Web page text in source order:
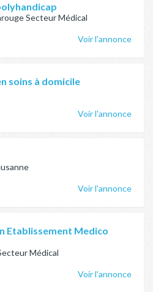
Secteur Médical
Voir l'annonce
soins à domicile
Voir l'annonce
Voir l'annonce
Etablissement Medico
Médical
Voir l'annonce